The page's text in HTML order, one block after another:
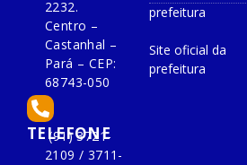
2232.
Centro –
Castanhal –
Pará – CEP:
68743-050
TELEFONE
(91) 3721-
2109 / 3711-
prefeitura
Site oficial da
prefeitura